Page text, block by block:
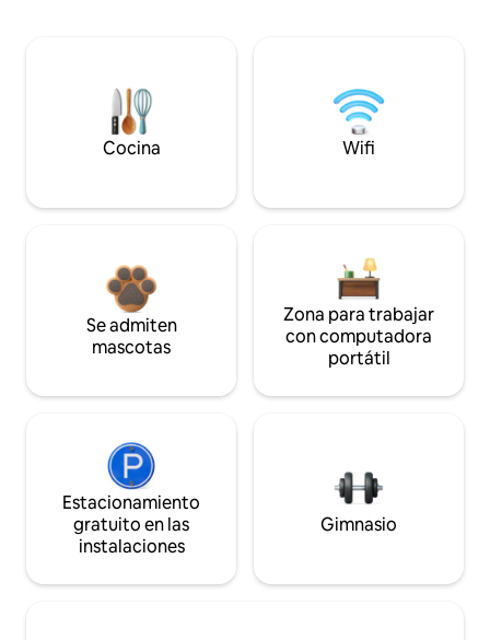
Cocina Wifi
Se admiten
mascotas
Zona para trabajar
con computadora
portátil
Estacionamiento
gratuito en las
instalaciones
Gimnasio